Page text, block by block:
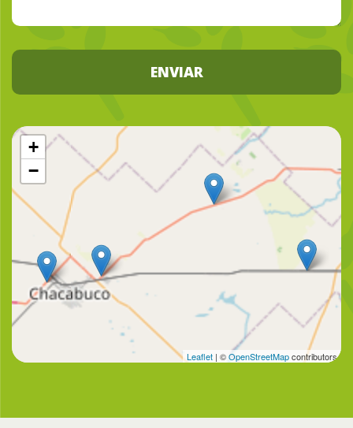
ENVIAR
+
−
Leaflet | ©OpenStreetMapcontributors